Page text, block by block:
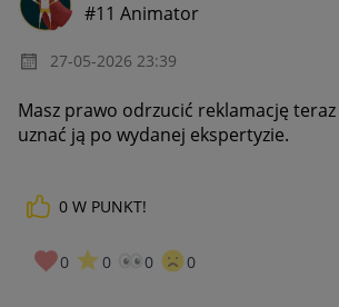
#11 Animator
‎27-05-2026 23:39
Masz prawo odrzucić reklamację
uznać ją po wydanej ekspertyzie.
0 W PUNKT!
0 0 0 0